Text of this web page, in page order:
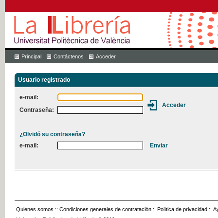
Principal Contáctenos Acceder
Usuario registrado
e-mail:
Contraseña:
¿Olvidó su contraseña?
e-mail:
Quienes somos :: Condiciones generales de contratación :: Política de privacidad ::